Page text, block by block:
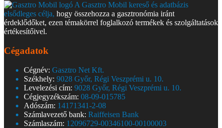
A Gasztro Mobil kereső és adatbázis
elsődleges célja, hogy összehozza a gasztronómia iránt
érdeklődőket, ezen témakörrel foglalkozó termékek és szolgáltatások
értékesítőivel.
Cégadatok
Cégnév: Gasztro Net Kft.
Székhely: 9028 Győr, Régi Veszprémi u. 10.
Levelezési cím: 9028 Győr, Régi Veszprémi u. 10.
Cégjegyzékszám: 08-09-015785
Adószám: 14171341-2-08
Számlavezető bank: Raiffeisen Bank
Számlaszám: 12096729-00346100-00100003